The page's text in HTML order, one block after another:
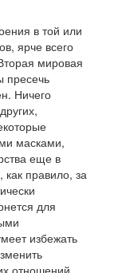
в той или
ярче всего
мировая
пресечь
Ничего
масками,
еще в
как правило, за
для
избежать